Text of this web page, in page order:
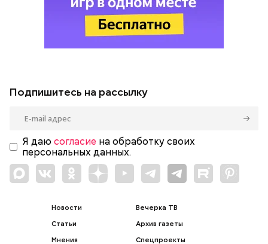
Подпишитесь на рассылку
Я даю согласие на обработку своих
персональных данных.
Новости
Статьи
Мнения
Вечерка ТВ
Архив газеты
Спецпроекты